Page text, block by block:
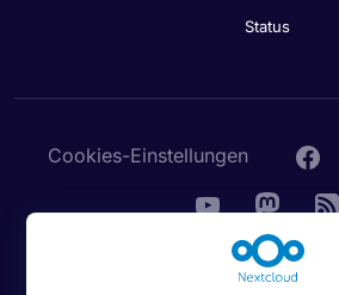
Status
Cookies-Einstellungen